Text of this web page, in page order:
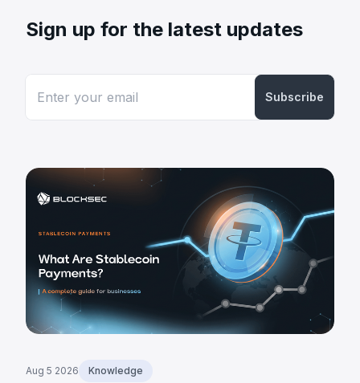
Sign up for the latest updates
Subscribe
Aug 5 2026 Knowledge